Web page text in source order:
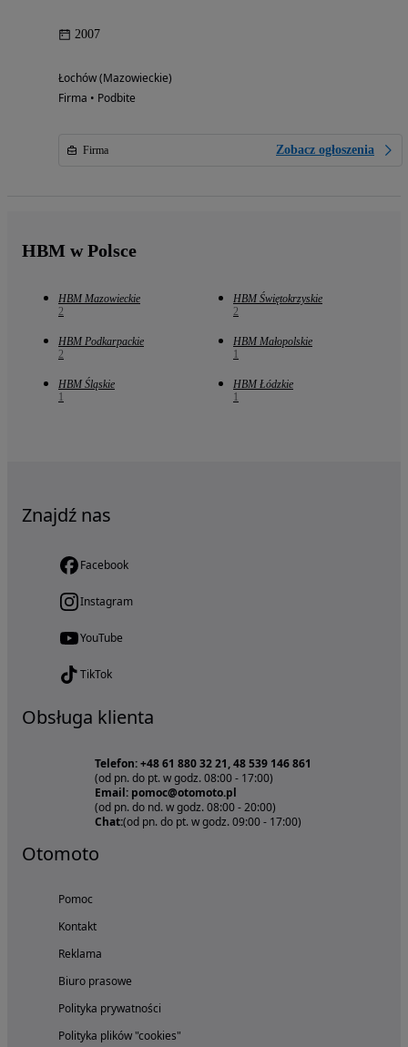
2007
Łochów (Mazowieckie)
Firma • Podbite
Firma Zobacz ogłoszenia
HBM w Polsce
HBM Mazowieckie
2
HBM Świętokrzyskie
2
HBM Podkarpackie
2
HBM Małopolskie
1
HBM Śląskie
1
HBM Łódzkie
1
Znajdź nas
Facebook
Instagram
YouTube
TikTok
Obsługa klienta
Telefon: +48 61 880 32 21, 48 539 146 861
(od pn. do pt. w godz. 08:00 - 17:00)
Email: pomoc@otomoto.pl
(od pn. do nd. w godz. 08:00 - 20:00)
Chat:(od pn. do pt. w godz. 09:00 - 17:00)
Otomoto
Pomoc
Kontakt
Reklama
Biuro prasowe
Polityka prywatności
Polityka plików "cookies"